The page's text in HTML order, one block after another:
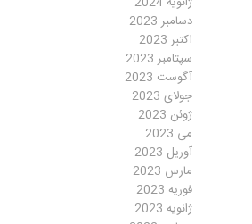
دسامبر 2023
اکتبر 2023
سپتامبر 2023
آگوست 2023
جولای 2023
ژوئن 2023
می 2023
آوریل 2023
مارس 2023
فوریه 2023
ژانویه 2023